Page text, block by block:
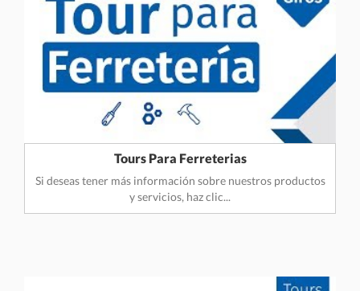
Tours Para Ferreterias
Si deseas tener más información sobre nuestros productos
y servicios, haz clic...